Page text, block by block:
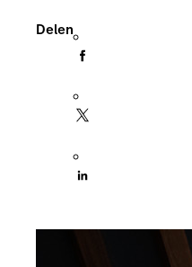
Delen